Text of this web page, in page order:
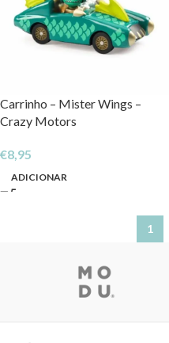
Carrinho – Mister Wings –
Crazy Motors
€8,95
ADICIONAR
1